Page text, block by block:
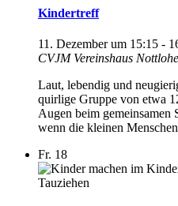
Kindertreff
11. Dezember um 15:15 -
CVJM Vereinshaus
Laut, lebendig und
quirlige Gruppe von etwa
Augen beim gemeinsamen
wenn die kleinen
Fr. 18